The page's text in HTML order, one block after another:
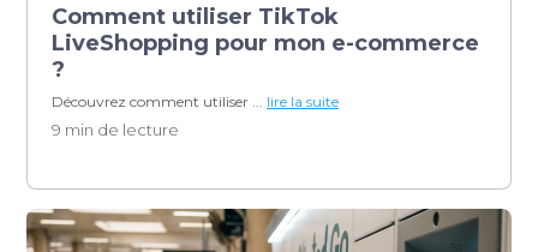
Comment utiliser TikTok
LiveShopping pour mon e-commerce
?
Découvrez comment utiliser ... lire la suite
9 min de lecture